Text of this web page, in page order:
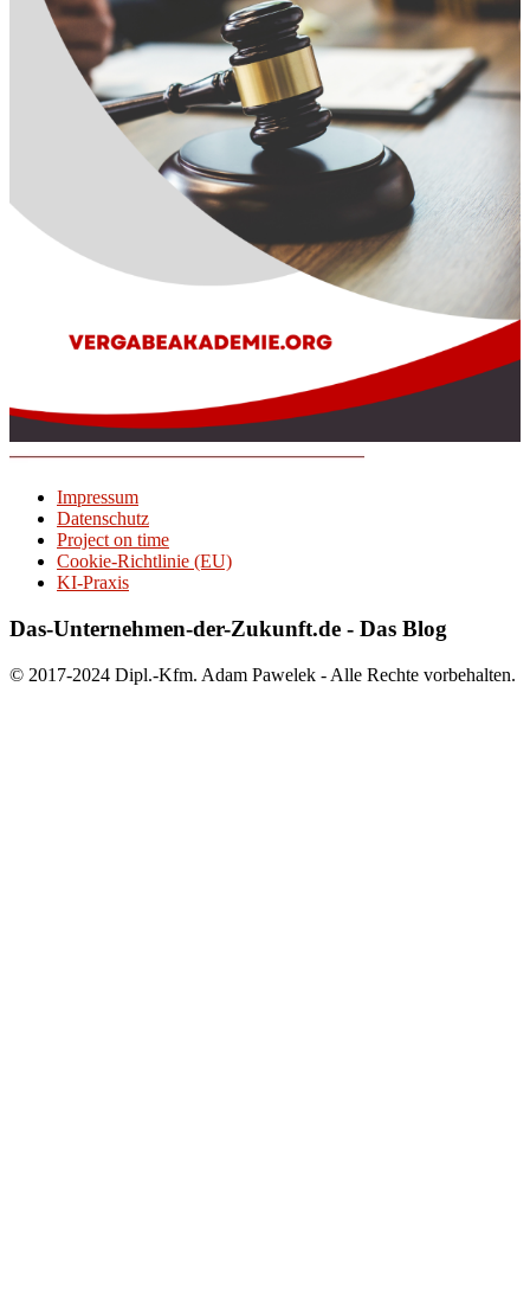
Impressum
Datenschutz
Project on time
Cookie-Richtlinie (EU)
KI-Praxis
Das-Unternehmen-der-Zukunft.de - Das Blog
© 2017-2024 Dipl.-Kfm. Adam Pawelek - Alle Rechte vorbehalten.